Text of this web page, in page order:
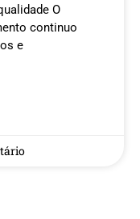
O
continuo
e